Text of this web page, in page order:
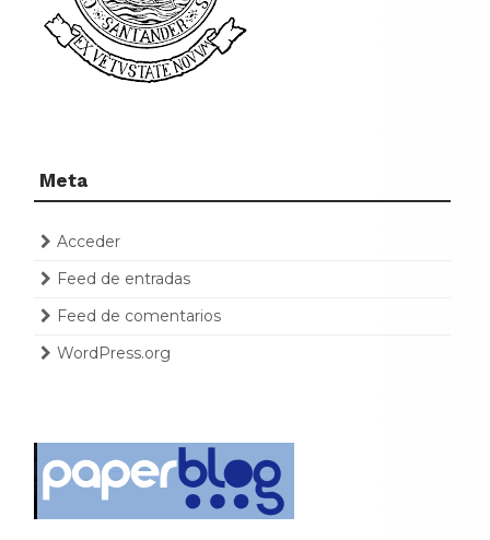
Meta
Acceder
Feed de entradas
Feed de comentarios
WordPress.org